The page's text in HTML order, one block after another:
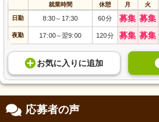
就業時間 休憩 月 火
日勤 8:30～ 17:30 60分 募集 募集
夜勤 17:00～翌9:00 120分 募集 募集
お気に入り に追加
応募者の声